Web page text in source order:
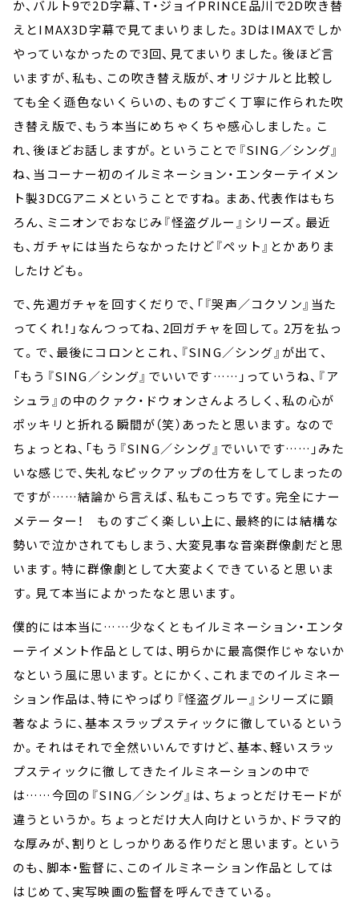
か、バルト9で2D字幕、T・ジョイPRINCE品川で2D吹き替
えとIMAX3D字幕で見てまいりました。3DはIMAXでしか
やっていなかったので3回、見てまいりました。後ほど言
いますが、私も、この吹き替え版が、オリジナルと比較し
ても全く遜色ないくらいの、ものすごく丁寧に作られた吹
き替え版で、もう本当にめちゃくちゃ感心しました。こ
れ、後ほどお話しますが。ということで『SING／シング』
ね、当コーナー初のイルミネーション・エンターテイメン
ト製3DCGアニメということですね。まあ、代表作はもち
ろん、ミニオンでおなじみ『怪盗グルー』シリーズ。最近
も、ガチャには当たらなかったけど『ペット』とかありま
したけども。
で、先週ガチャを回すくだりで、「『哭声／コクソン』当た
ってくれ！」なんつってね、2回ガチャを回して。2万を払っ
て。で、最後にコロンとこれ、『SING／シング』が出て、
「もう『SING／シング』でいいです……」っていうね、『ア
シュラ』の中のクァク・ドウォンさんよろしく、私の心が
ポッキリと折れる瞬間が（笑）あったと思います。なので
ちょっとね、「もう『SING／シング』でいいです……」みた
いな感じで、失礼なピックアップの仕方をしてしまったの
ですが……結論から言えば、私もこっちです。完全にナー
メテーター！ ものすごく楽しい上に、最終的には結構な
勢いで泣かされてもしまう、大変見事な音楽群像劇だと思
います。特に群像劇として大変よくできていると思いま
す。見て本当によかったなと思います。
僕的には本当に……少なくともイルミネーション・エンタ
ーテイメント作品としては、明らかに最高傑作じゃないか
なという風に思います。とにかく、これまでのイルミネー
ション作品は、特にやっぱり『怪盗グルー』シリーズに顕
著なように、基本スラップスティックに徹しているという
か。それはそれで全然いいんですけど、基本、軽いスラッ
プスティックに徹してきたイルミネーションの中で
は……今回の『SING／シング』は、ちょっとだけモードが
違うというか。ちょっとだけ大人向けというか、ドラマ的
な厚みが、割りとしっかりある作りだと思います。という
のも、脚本・監督に、このイルミネーション作品としては
はじめて、実写映画の監督を呼んできている。